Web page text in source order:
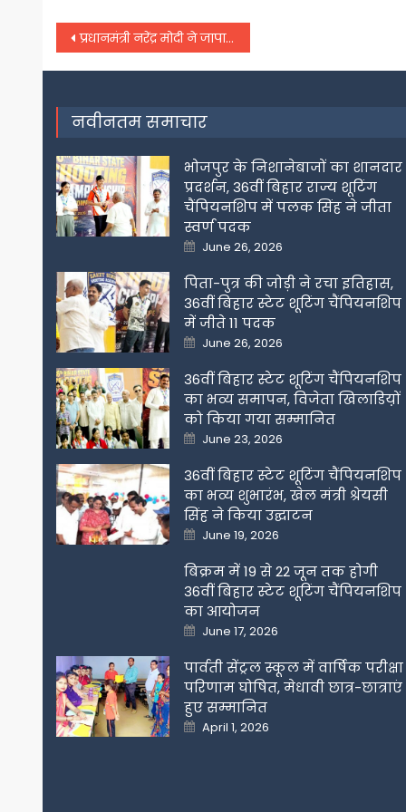
Post
navigation
प्रधानमंत्री नरेंद्र मोदी ने जापान के पीएम फुमियो किशिदा से की फोन पर बात,
नवीनतम समाचार
भोजपुर के निशानेबाजों का शानदार
प्रदर्शन, 36वीं बिहार राज्य शूटिंग
चैंपियनशिप में पलक सिंह ने जीता
स्वर्ण पदक
Posted
on
June 26, 2026
पिता-पुत्र की जोड़ी ने रचा इतिहास,
36वीं बिहार स्टेट शूटिंग चैंपियनशिप
में जीते 11 पदक
Posted
on
June 26, 2026
36वीं बिहार स्टेट शूटिंग चैंपियनशिप
का भव्य समापन, विजेता खिलाडिय़ों
को किया गया सम्मानित
Posted
on
June 23, 2026
36वीं बिहार स्टेट शूटिंग चैंपियनशिप
का भव्य शुभारंभ, खेल मंत्री श्रेयसी
सिंह ने किया उद्घाटन
Posted
on
June 19, 2026
बिक्रम में 19 से 22 जून तक होगी
36वीं बिहार स्टेट शूटिंग चैंपियनशिप
का आयोजन
Posted
on
June 17, 2026
पार्वती सेंट्रल स्कूल में वार्षिक परीक्षा
परिणाम घोषित, मेधावी छात्र-छात्राएं
हुए सम्मानित
Posted
on
April 1, 2026